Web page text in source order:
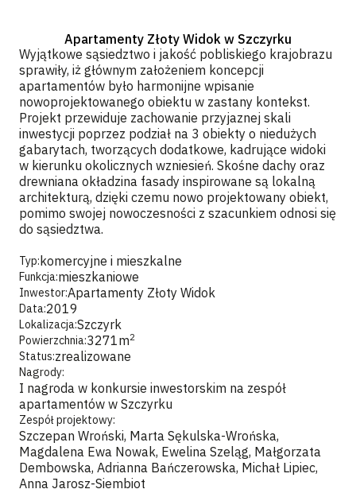
Apartamenty Złoty Widok w Szczyrku
Wyjątkowe sąsiedztwo i jakość pobliskiego krajobrazu
sprawiły, iż głównym założeniem koncepcji
apartamentów było harmonijne wpisanie
nowoprojektowanego obiektu w zastany kontekst.
Projekt przewiduje zachowanie przyjaznej skali
inwestycji poprzez podział na 3 obiekty o niedużych
gabarytach, tworzących dodatkowe, kadrujące widoki
w kierunku okolicznych wzniesień. Skośne dachy oraz
drewniana okładzina fasady inspirowane są lokalną
architekturą, dzięki czemu nowo projektowany obiekt,
pomimo swojej nowoczesności z szacunkiem odnosi się
do sąsiedztwa.
Typ: komercyjne i mieszkalne
Funkcja:mieszkaniowe
Inwestor:Apartamenty Złoty Widok
Data:2019
Lokalizacja:Szczyrk
Powierzchnia:3271m2
Status:zrealizowane
Nagrody:
I nagroda w konkursie inwestorskim na zespół
apartamentów w Szczyrku
Zespół projektowy:
Szczepan Wroński, Marta Sękulska-Wrońska,
Magdalena Ewa Nowak, Ewelina Szeląg, Małgorzata
Dembowska, Adrianna Bańczerowska, Michał Lipiec,
Anna Jarosz-Siembiot